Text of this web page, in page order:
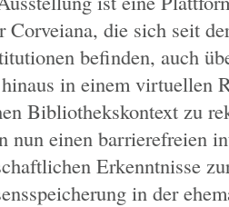
Corveiana, die sich seit
befinden, auch
in einem virtuellen
Bibliothekskontext zu
nun einen barrierefreien
Erkenntnisse
in der